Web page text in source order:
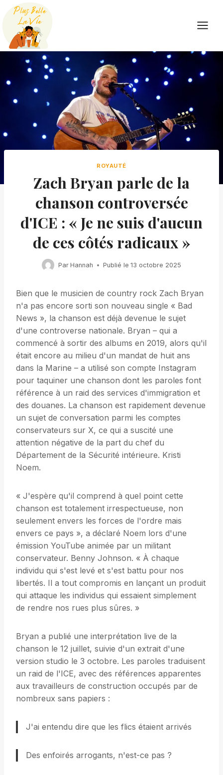
Skip
content
ROYAUTÉ
Zach Bryan parle de la
chanson controversée
d'ICE : « Je ne suis d'aucun
de ces côtés radicaux »
Par Hannah Publié le 13 octobre 2025
Bien que le musicien de country rock Zach Bryan
n'a pas encore sorti son nouveau single « Bad
News », la chanson est déjà devenue le sujet
d'une controverse nationale. Bryan – qui a
commencé à sortir des albums en 2019, alors qu'il
était encore au milieu d'un mandat de huit ans
dans la Marine – a utilisé son compte Instagram
pour taquiner une chanson dont les paroles font
référence à un raid des services d'immigration et
des douanes. La chanson est rapidement devenue
un sujet de conversation parmi les comptes
conservateurs sur X, ce qui a suscité une
attention négative de la part du chef du
Département de la Sécurité intérieure. Kristi
Noem.
« J'espère qu'il comprend à quel point cette
chanson est totalement irrespectueuse, non
seulement envers les forces de l'ordre mais
envers ce pays », a déclaré Noem lors d'une
émission YouTube animée par un militant
conservateur. Benny Johnson. « À chaque
individu qui s'est levé et s'est battu pour nos
libertés. Il a tout compromis en lançant un produit
qui attaque les individus qui essaient simplement
de rendre nos rues plus sûres. »
Bryan a publié une interprétation live de la
chanson le 12 juillet, suivie d'un extrait d'une
version studio le 3 octobre. Les paroles traduisent
un raid de l'ICE, avec des références apparentes
aux travailleurs de construction occupés par de
nombreux sans papiers :
J'ai entendu dire que les flics étaient arrivés
Des enfoirés arrogants, n'est-ce pas ?